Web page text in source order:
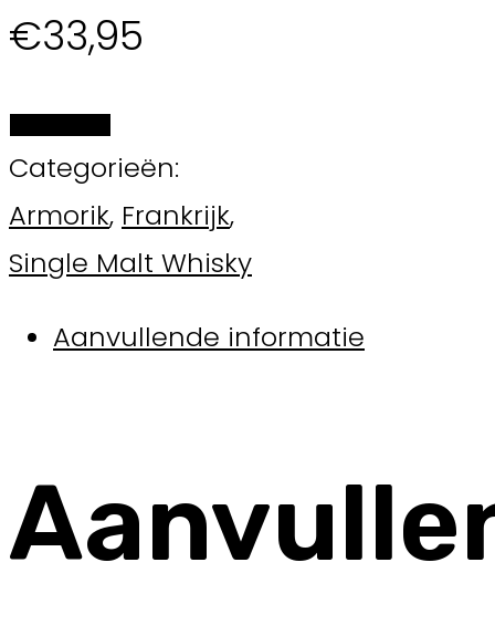
€33,95
Categorieën:
Armorik, Frankrijk,
Single Malt Whisky
Aanvullende informatie